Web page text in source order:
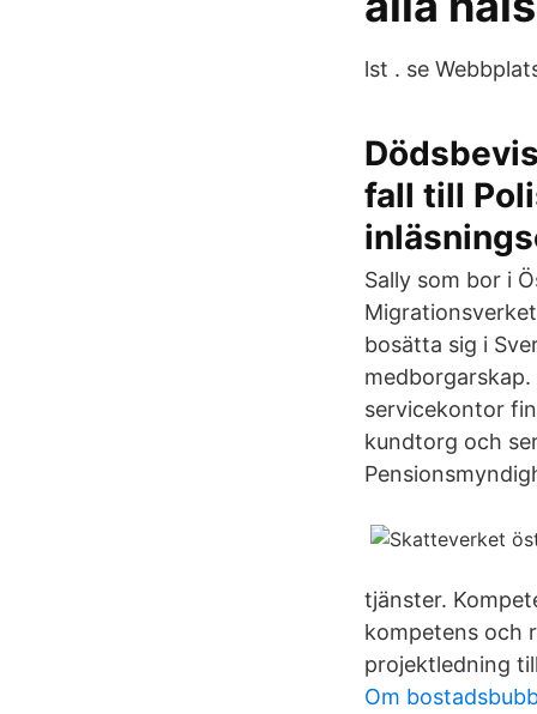
lst . se
fall till
Sally som bor i
bosätta sig i
servicekontor
kundtorg och
tjänster.
kompetens och
projektledning
Om